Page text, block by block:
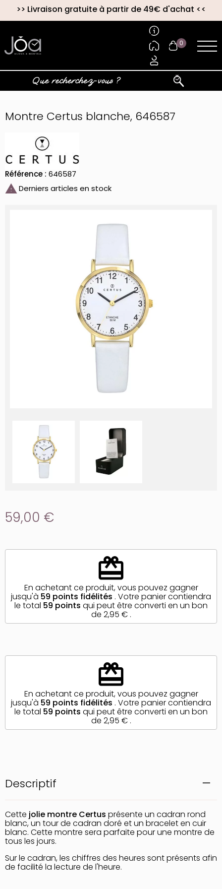
>> Livraison gratuite à partir de 49€ d'achat <<
0
Descriptif
Cette jolie montre Certus présente un cadran rond
blanc, un tour de cadran doré et un bracelet en cuir
blanc. Cette montre sera parfaite pour une montre de
tous les jours.
Sur le cadran, les chiffres des heures sont présents afin
de facilité la lecture de l'heure.
Montre Certus blanche, 646587
Référence : 646587
 Derniers articles en stock
59,00 €
redeem
En achetant ce produit, vous pouvez gagner
jusqu'à 59 points fidélités . Votre panier contiendra
le total 59 points qui peut être converti en un bon
de 2,95 €.
redeem
En achetant ce produit, vous pouvez gagner
jusqu'à 59 points fidélités . Votre panier contiendra
le total 59 points qui peut être converti en un bon
de 2,95 €.